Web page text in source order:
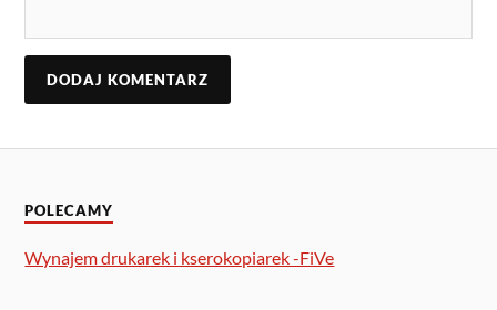
POLECAMY
Wynajem drukarek i kserokopiarek -FiVe